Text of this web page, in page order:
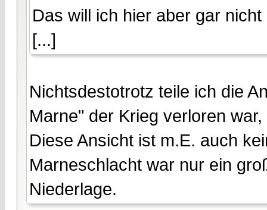
Das will ich hier aber gar
[...]
Nichtsdestotrotz teile ich die
Marne" der Krieg verloren war,
Diese Ansicht ist m.E. auch
Marneschlacht war nur ein
Niederlage.